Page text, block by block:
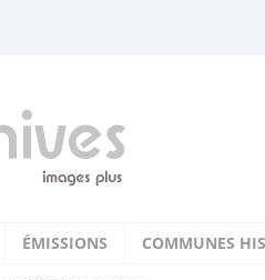
ÉMISSIONS COMMUNES